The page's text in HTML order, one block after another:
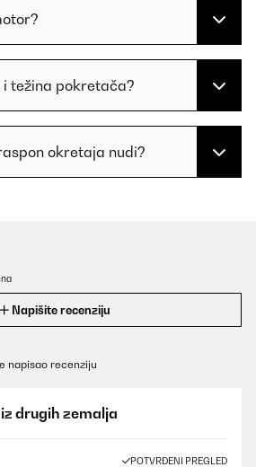
i težina pokretača?
okretaja nudi?
Napišite recenziju
napisao recenziju
drugih zemalja
POTVRĐENI PREGLED